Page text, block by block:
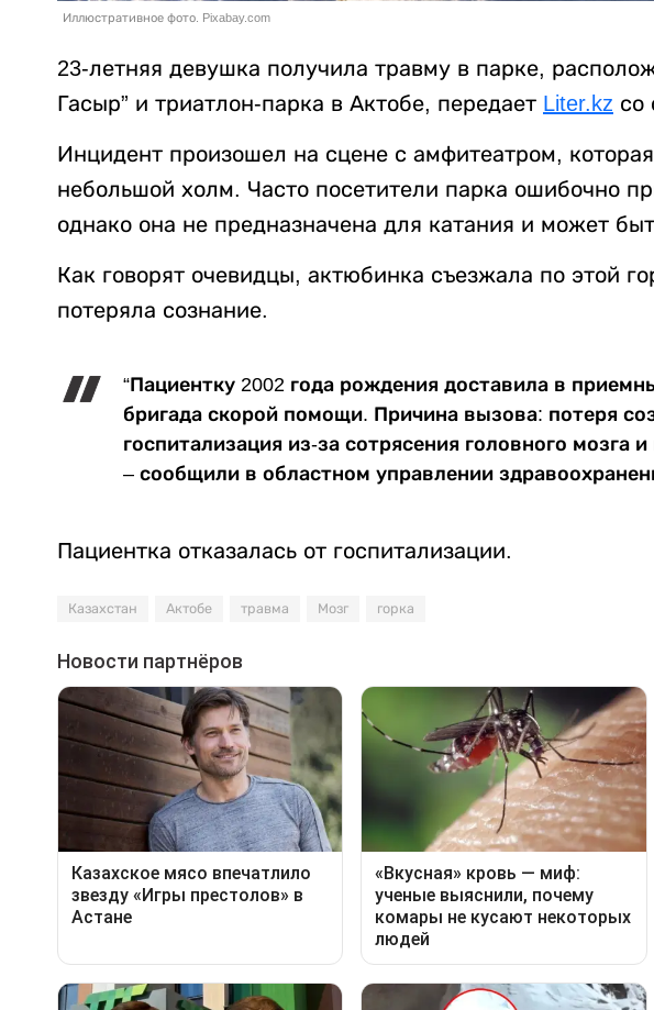
Иллюстративное фото. Pixabay.com
23-летняя девушка получила травму в парке,
Гасыр” и триатлон-парка в Актобе, передает Liter.kz со
Инцидент произошел на сцене с амфитеатром,
небольшой холм. Часто посетители парка ошибочно
однако она не предназначена для катания и может
Как говорят очевидцы, актюбинка съезжала по этой
потеряла сознание.
“Пациентку 2002 года рождения доставила в
бригада скорой помощи. Причина вызова: потеря
госпитализация из-за сотрясения головного мозга
– сообщили в областном управлении
Пациентка отказалась от госпитализации.
Казахстан Актобе травма Мозг горка